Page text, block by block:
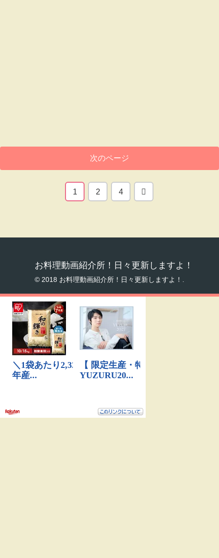
次のページ
1 2 4 次
お料理動画紹介所！日々更新しますよ！
© 2018 お料理動画紹介所！日々更新しますよ！.